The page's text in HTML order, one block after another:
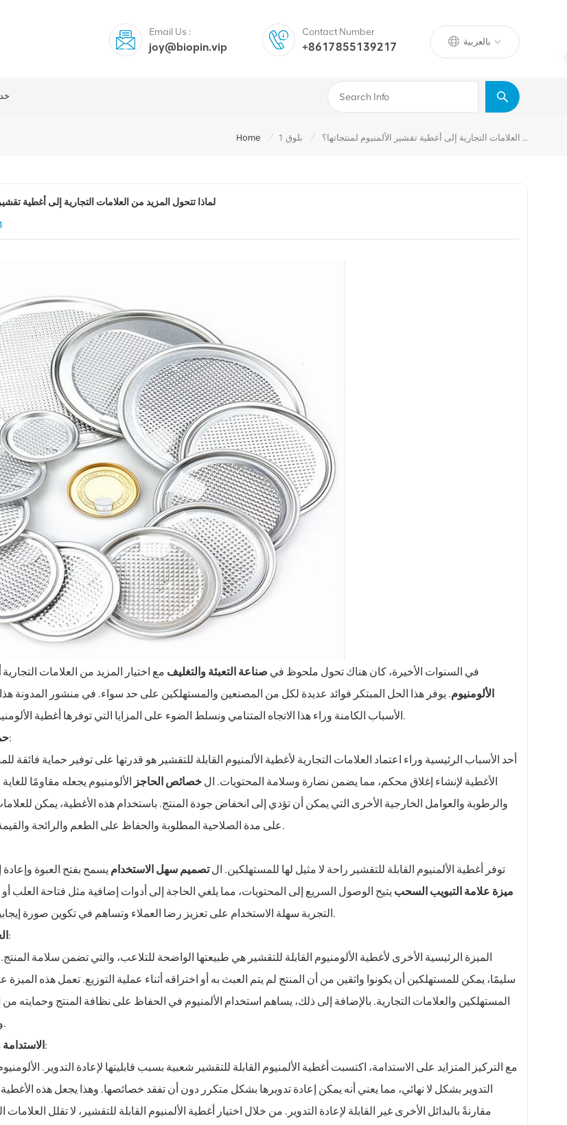
بالعربية
Email Us :
joy@biopin.vip
Contact Number
+8617855139217
Home / بلوق 1 / لماذا تتحول المزيد من العلامات التجارية إلى أغطية تقشير الألمنيوم لمنتجاتها؟
لماذا تتحول المزيد من العلامات التجارية إلى أغطية تقشير
في السنوات الأخيرة، كان هناك تحول ملحوظ في صناعة التعبئة والتغليف مع اختيار المزيد من العلامات التجارية
الألومنيوم. يوفر هذا الحل المبتكر فوائد عديدة لكل من المصنعين والمستهلكين على حد سواء. في منشور
الأسباب الكامنة وراء هذا الاتجاه المتنامي ونسلط الضوء على المزايا التي توفرها أغطية الألومنيوم القابلة للتقشير.
:
أحد الأسباب الرئيسية وراء اعتماد العلامات التجارية لأغطية الألمنيوم القابلة للتقشير هو قدرتها على توفير حماية فائقة
الأغطية لإنشاء إغلاق محكم، مما يضمن نضارة وسلامة المحتويات. ال خصائص الحاجز الألومنيوم يجعله مقاومًا
والرطوبة والعوامل الخارجية الأخرى التي يمكن أن تؤدي إلى انخفاض جودة المنتج. باستخدام هذه الأغطية، يمكن
على مدة الصلاحية المطلوبة والحفاظ على الطعم والرائحة والقيمة الغذائية لمنتجاتها.
توفر أغطية الألمنيوم القابلة للتقشير راحة لا مثيل لها للمستهلكين. التصميم سهل الاستخدام يسمح بفتح العبوة وإعادة
ميزة علامة التبويب السحب يتيح الوصول السريع إلى المحتويات، مما يلغي الحاجة إلى أدوات إضافية مثل فتاحة العلب
التجربة سهلة الاستخدام على تعزيز رضا العملاء وتساهم في تكوين صورة إيجابية للعلامة التجارية.
:
الميزة الرئيسية الأخرى لأغطية الألومنيوم القابلة للتقشير هي طبيعتها الواضحة للتلاعب، والتي تضمن سلامة
سليمًا، يمكن للمستهلكين أن يكونوا واثقين من أن المنتج لم يتم العبث به أو اختراقه أثناء عملية التوزيع. تعمل هذه الميزة
المستهلكين والعلامات التجارية. بالإضافة إلى ذلك، يساهم استخدام الألمنيوم في الحفاظ على نظافة المنتج وحمايته من
ومسببات الأمراض.
الاستدامة:
مع التركيز المتزايد على الاستدامة، اكتسبت أغطية الألمنيوم القابلة للتقشير شعبية بسبب قابليتها لإعادة التدوير.
التدوير بشكل لا نهائي، مما يعني أنه يمكن إعادة تدويرها بشكل متكرر دون أن تفقد خصائصها. وهذا يجعل هذه الأغطية
مقارنةً بالبدائل الأخرى غير القابلة لإعادة التدوير. من خلال اختيار أغطية الألمنيوم القابلة للتقشير، لا تقلل